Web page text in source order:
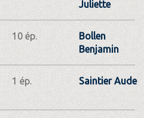
Juliette
10 ép.
Bollen
Benjamin
1 ép. Saintier Aude